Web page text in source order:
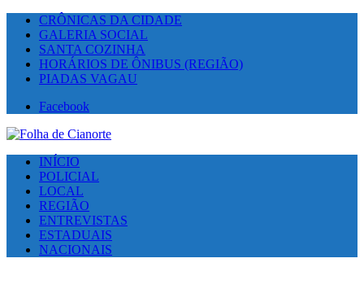
CRÔNICAS DA CIDADE
GALERIA SOCIAL
SANTA COZINHA
HORÁRIOS DE ÔNIBUS (REGIÃO)
PIADAS VAGAU
Facebook
INÍCIO
POLICIAL
LOCAL
REGIÃO
ENTREVISTAS
ESTADUAIS
NACIONAIS